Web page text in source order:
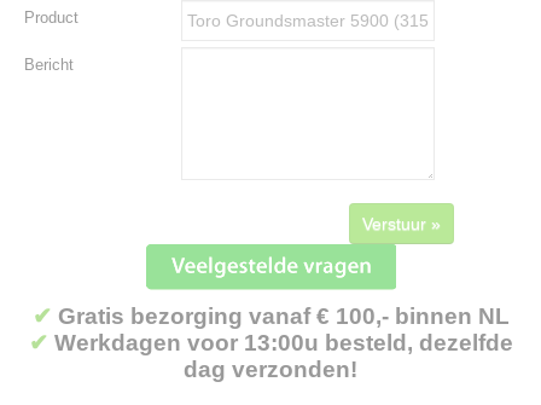
Product
Bericht
Verstuur »
✔ Gratis bezorging vanaf € 100,- binnen NL
✔ Werkdagen voor 13:00u besteld, dezelfde
dag verzonden!